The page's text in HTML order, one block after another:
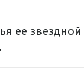
ее звездной